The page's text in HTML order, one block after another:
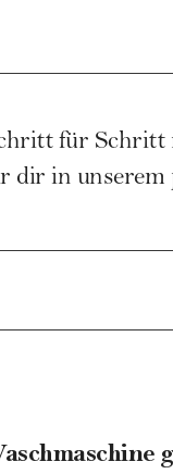
für
dir in